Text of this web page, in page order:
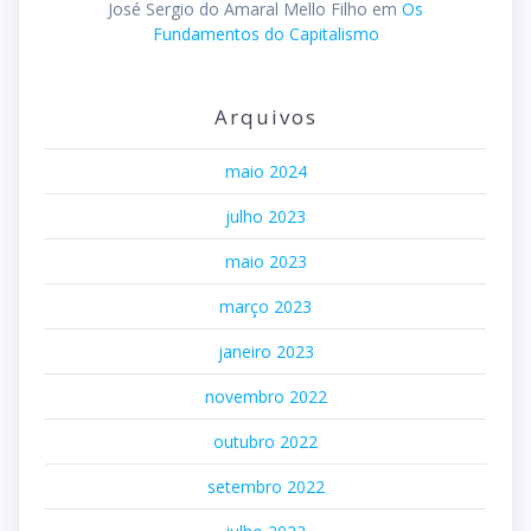
José Sergio do Amaral Mello Filho em Os
Fundamentos do Capitalismo
Arquivos
maio 2024
julho 2023
maio 2023
março 2023
janeiro 2023
novembro 2022
outubro 2022
setembro 2022